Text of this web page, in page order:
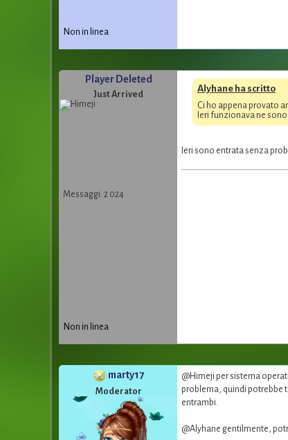
Non in linea
Player Deleted
Just Arrived
Messaggi: 2 024
Alyhane ha scritto
Ci ho appena provato
Ieri funzionava ne
Ieri sono entrata senza
Non in linea
marty17
Moderator
@Himeji per sistema
problema, quindi potrebbe
entrambi.
@Alyhane gentilmente,